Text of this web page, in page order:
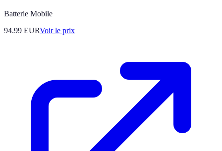
Batterie Mobile
94.99 EURVoir le prix